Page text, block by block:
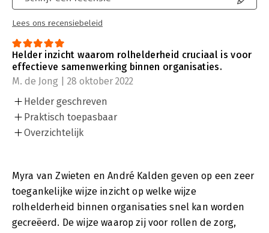
Lees ons recensiebeleid
Helder inzicht waarom rolhelderheid cruciaal is voor
effectieve samenwerking binnen organisaties.
M. de Jong | 28 oktober 2022
Helder geschreven
Praktisch toepasbaar
Overzichtelijk
Myra van Zwieten en André Kalden geven op een zeer
toegankelijke wijze inzicht op welke wijze
rolhelderheid binnen organisaties snel kan worden
gecreëerd. De wijze waarop zij voor rollen de zorg,